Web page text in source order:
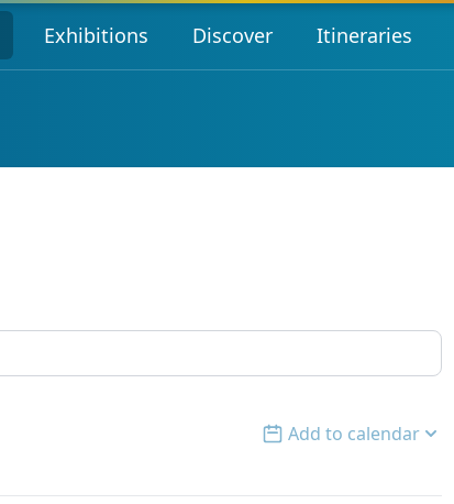
Exhibitions Discover Itineraries
Open options
Add to calendar